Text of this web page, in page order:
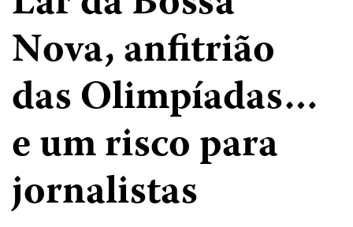
Nova, anfitrião
das Olimpíadas…
e um risco para
jornalistas